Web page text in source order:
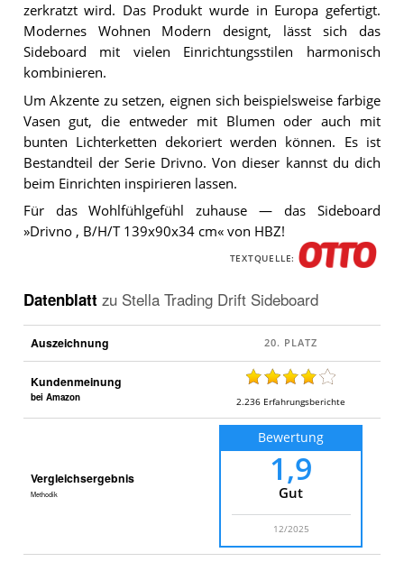
zerkratzt wird. Das Produkt wurde in Europa gefertigt.
Modernes Wohnen Modern designt, lässt sich das
Sideboard mit vielen Einrichtungsstilen harmonisch
kombinieren.
Um Akzente zu setzen, eignen sich beispielsweise farbige
Vasen gut, die entweder mit Blumen oder auch mit
bunten Lichterketten dekoriert werden können. Es ist
Bestandteil der Serie Drivno. Von dieser kannst du dich
beim Einrichten inspirieren lassen.
Für das Wohlfühlgefühl zuhause — das Sideboard
»Drivno , B/H/T 139x90x34 cm« von HBZ!
TEXTQUELLE:
Datenblatt zu Stella Trading Drift Sideboard
Auszeichnung
Kundenmeinung
bei Amazon 2.236 Erfahrungsberichte
Vergleichsergebnis
Methodik
Bewertung
1,9
Gut
12/2025